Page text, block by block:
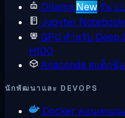
Ollama New รัน
Jupyter
GPU สำหรับ Deep
H100
Anaconda สแต็กข้
นักพัฒนาและ DEVOPS
Docker คอนเทนเ